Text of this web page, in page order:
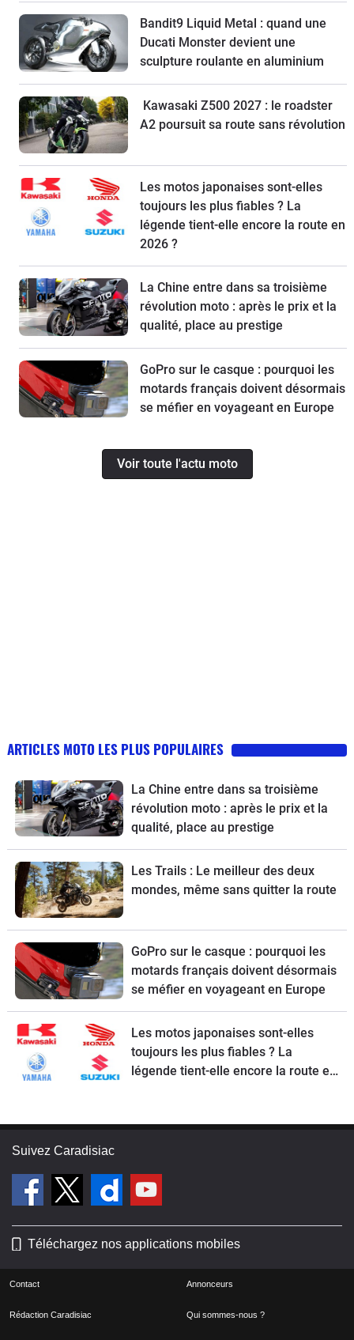
Bandit9 Liquid Metal : quand une
Ducati Monster devient une
sculpture roulante en aluminium
Kawasaki Z500 2027 : le roadster
A2 poursuit sa route sans révolution
Les motos japonaises sont-elles
toujours les plus fiables ? La
légende tient-elle encore la route en
2026 ?
La Chine entre dans sa troisième
révolution moto : après le prix et la
qualité, place au prestige
GoPro sur le casque : pourquoi les
motards français doivent désormais
se méfier en voyageant en Europe
Voir toute l'actu moto
ARTICLES MOTO LES PLUS POPULAIRES
La Chine entre dans sa troisième
révolution moto : après le prix et la
qualité, place au prestige
Les Trails : Le meilleur des deux
mondes, même sans quitter la route
GoPro sur le casque : pourquoi les
motards français doivent désormais
se méfier en voyageant en Europe
Les motos japonaises sont-elles
toujours les plus fiables ? La
légende tient-elle encore la route en
Suivez Caradisiac
Téléchargez nos applications mobiles
Contact Annonceurs
Rédaction Caradisiac Qui sommes-nous ?